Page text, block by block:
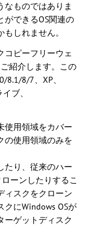
なものではありま
ができるOS関連の
しれません。
コピーフリーウェ
紹介します。この
8.1/8/7、XP、
ブ、
使用領域をカバー
の使用領域のみを
たり、従来のハー
ーンしたりするこ
ィスクをクローン
にWindows OSが
ーゲットディスク